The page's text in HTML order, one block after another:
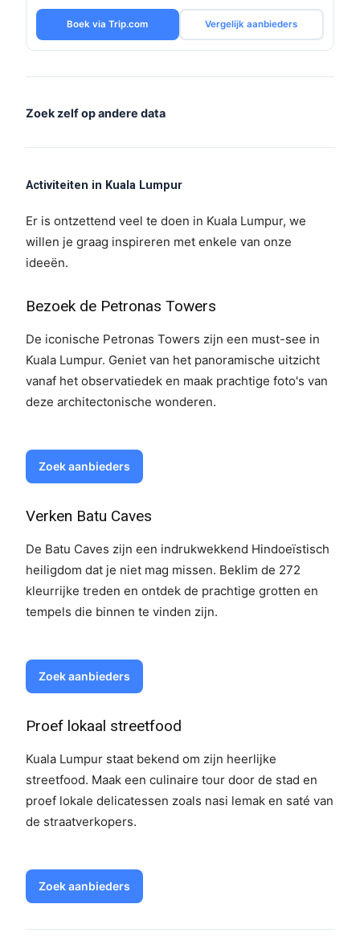
Boek via Trip.com Vergelijk aanbieders
Zoek zelf op andere data
Activiteiten in Kuala Lumpur
Er is ontzettend veel te doen in Kuala Lumpur, we
willen je graag inspireren met enkele van onze
ideeën.
Bezoek de Petronas Towers
De iconische Petronas Towers zijn een must-see in
Kuala Lumpur. Geniet van het panoramische uitzicht
vanaf het observatiedek en maak prachtige foto's van
deze architectonische wonderen.
Zoek aanbieders
Verken Batu Caves
De Batu Caves zijn een indrukwekkend Hindoeïstisch
heiligdom dat je niet mag missen. Beklim de 272
kleurrijke treden en ontdek de prachtige grotten en
tempels die binnen te vinden zijn.
Zoek aanbieders
Proef lokaal streetfood
Kuala Lumpur staat bekend om zijn heerlijke
streetfood. Maak een culinaire tour door de stad en
proef lokale delicatessen zoals nasi lemak en saté van
de straatverkopers.
Zoek aanbieders